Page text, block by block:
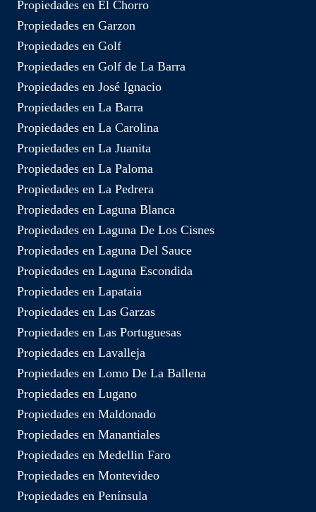
Propiedades en El Chorro
Propiedades en Garzon
Propiedades en Golf
Propiedades en Golf de La Barra
Propiedades en José Ignacio
Propiedades en La Barra
Propiedades en La Carolina
Propiedades en La Juanita
Propiedades en La Paloma
Propiedades en La Pedrera
Propiedades en Laguna Blanca
Propiedades en Laguna De Los Cisnes
Propiedades en Laguna Del Sauce
Propiedades en Laguna Escondida
Propiedades en Lapataia
Propiedades en Las Garzas
Propiedades en Las Portuguesas
Propiedades en Lavalleja
Propiedades en Lomo De La Ballena
Propiedades en Lugano
Propiedades en Maldonado
Propiedades en Manantiales
Propiedades en Medellin Faro
Propiedades en Montevideo
Propiedades en Península